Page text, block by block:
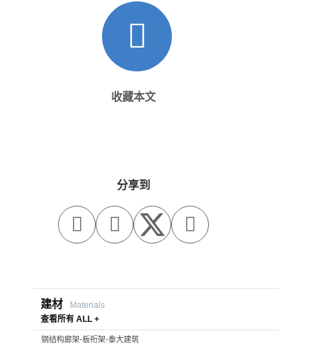
收藏本文
分享到
  
建材
Materials
查看所有 ALL +
钢结构廊架-板桁架-泰大建筑